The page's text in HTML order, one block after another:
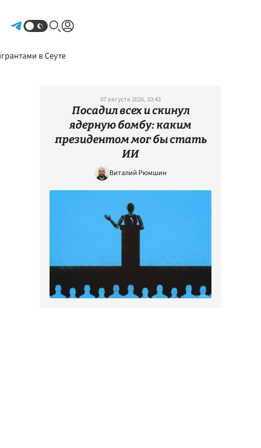
в Сеуте
07 августа 2026, 10:43
Посадил всех и скинул
ядерную бомбу: каким
президентом мог бы стать
ИИ
Виталий Рюмшин